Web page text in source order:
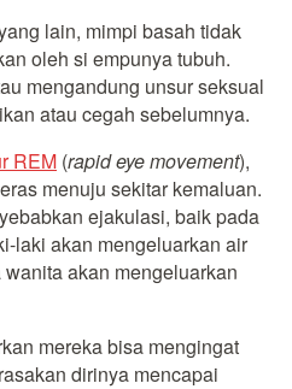
lain, mimpi basah tidak
oleh si empunya tubuh.
mengandung unsur seksual
atau cegah sebelumnya.
REM (rapid eye movement),
menuju sekitar kemaluan.
ejakulasi, baik pada
laki akan mengeluarkan air
akan mengeluarkan
mereka bisa mengingat
dirinya mencapai